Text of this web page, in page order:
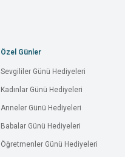
Özel Günler
Sevgililer Günü Hediyeleri
Kadınlar Günü Hediyeleri
Anneler Günü Hediyeleri
Babalar Günü Hediyeleri
Öğretmenler Günü Hediyeleri